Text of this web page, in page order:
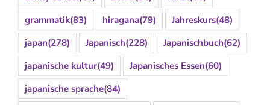
grammatik(83) hiragana(79) Jahreskurs(48)
japan(278) Japanisch(228) Japanischbuch(62)
japanische kultur(49) Japanisches Essen(60)
japanische sprache(84)